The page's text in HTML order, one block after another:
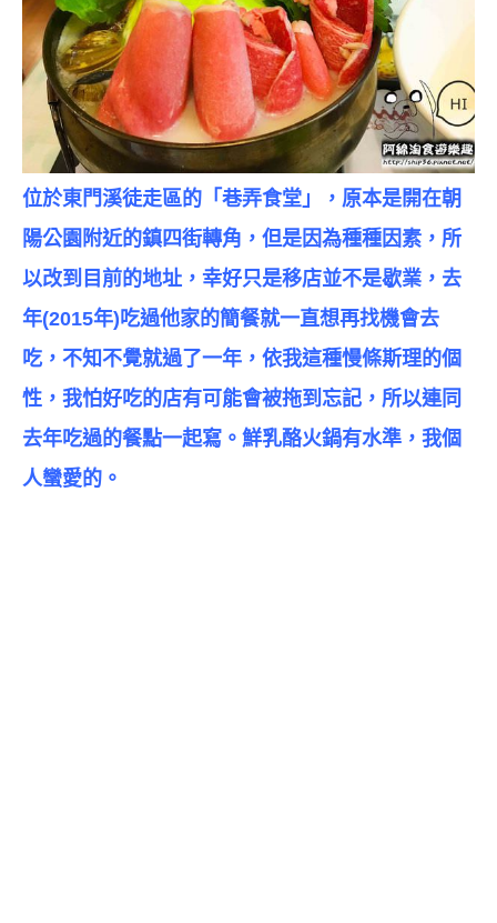
位於東門溪徒走區的「巷弄食堂」，原本是開在朝
陽公園附近的鎮四街轉角，但是因為種種因素，所
以改到目前的地址，幸好只是移店並不是歇業，去
年(2015年)吃過他家的簡餐就一直想再找機會去
吃，不知不覺就過了一年，依我這種慢條斯理的個
性，我怕好吃的店有可能會被拖到忘記，所以連同
去年吃過的餐點一起寫。鮮乳酪火鍋有水準，我個
人蠻愛的。